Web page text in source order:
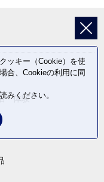
・体験
ッキー（Cookie）を使
合、Cookieの利用に同
みください。